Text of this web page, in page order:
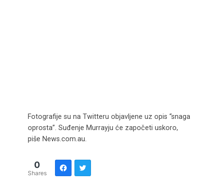
Fotografije su na Twitteru objavljene uz opis “snaga
oprosta”. Suđenje Murrayju će započeti uskoro,
piše News.com.au.
0
Shares